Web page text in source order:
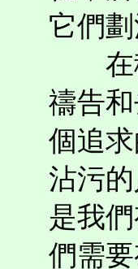
它們
在積
禱告
個追
沾污
是我
們需